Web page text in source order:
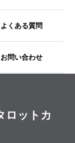
よくある質問
お問い合わせ
ロットカ